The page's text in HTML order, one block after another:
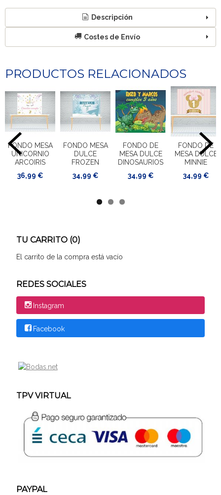
TU CARRITO (0)
El carrito de la compra está vacío
REDES SOCIALES
Instagram
Facebook
TPV VIRTUAL
PAYPAL
Descripción
Costes de Envío
PRODUCTOS RELACIONADOS
FONDO MESA
UNICORNIO
ARCOIRIS
36,99 €
FONDO MESA
DULCE
FROZEN
34,99 €
FONDO DE
MESA DULCE
DINOSAURIOS
34,99 €
FONDO DE
MESA DULCE
MINNIE
34,99 €